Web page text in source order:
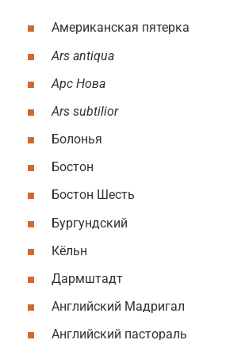
Американская пятерка
Ars antiqua
Арс Нова
Ars subtilior
Болонья
Бостон
Бостон Шесть
Бургундский
Кёльн
Дармштадт
Английский Мадригал
Английский пастораль